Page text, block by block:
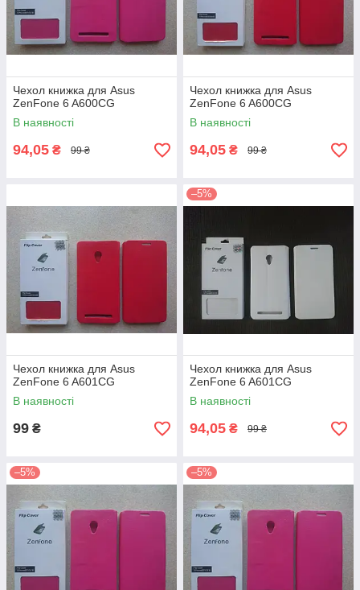
Чехол книжка для Asus
ZenFone 6 A600CG
В наявності
94,05 ₴ 99 ₴
Чехол книжка для Asus
ZenFone 6 A600CG
В наявності
94,05 ₴ 99 ₴
Чехол книжка для Asus
ZenFone 6 A601CG
В наявності
99 ₴
–5%
Чехол книжка для Asus
ZenFone 6 A601CG
В наявності
94,05 ₴ 99 ₴
–5% –5%